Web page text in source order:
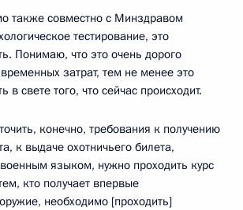
также совместно с Минздравом
тестирование, это
Понимаю, что это очень дорого
затрат, тем не менее это
в свете того, что сейчас происходит.
конечно, требования к получению
к выдаче охотничьего билета,
языком, нужно проходить курс
кто получает впервые
необходимо [проходить]